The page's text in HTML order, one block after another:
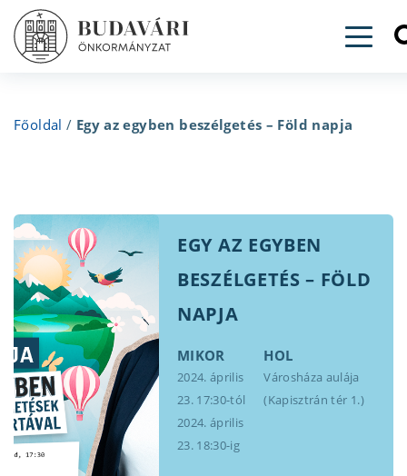
Főoldal / Egy az egyben beszélgetés – Föld napja
EGY AZ EGYBEN
BESZÉLGETÉS – FÖLD
NAPJA
MIKOR
2024. április
23. 17:30-tól
2024. április
23. 18:30-ig
HOL
Városháza aulája
(Kapisztrán tér 1.)